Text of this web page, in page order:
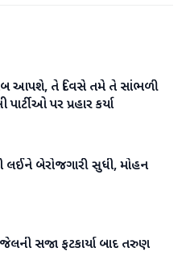
આપશે, તે દિવસે તમે તે સાંભળી
પર પ્રહાર કર્યા
બેરોજગારી સુધી, મોહન
સજા ફટકાર્યા બાદ તરુણ